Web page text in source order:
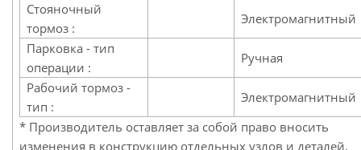
Стояночный
тормоз :
Электромагнитный
Парковка - тип
операции :
Ручная
Рабочий тормоз -
тип :
Электромагнитный
* Производитель оставляет за собой право вносить
изменения в конструкцию отдельных узлов и деталей,